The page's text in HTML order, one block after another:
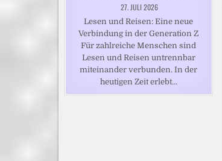
27. JULI 2026
Lesen und Reisen: Eine neue
Verbindung in der Generation Z
Für zahlreiche Menschen sind
Lesen und Reisen untrennbar
miteinander verbunden. In der
heutigen Zeit erlebt…